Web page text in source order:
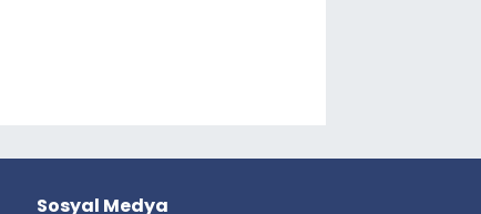
Sosyal Medya